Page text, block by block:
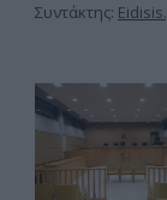
Συντάκτης: